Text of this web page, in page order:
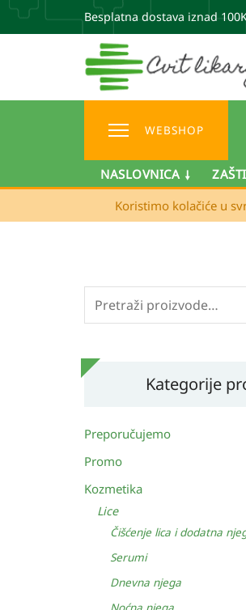
Besplatna dostava iznad
WEBSHOP
NASLOVNICA
Koristimo kolačiće u
Pretraži:
Kategorije
Preporučujemo
Promo
Kozmetika
Lice
Čišćenje lica i dodatna
Serumi
Dnevna njega